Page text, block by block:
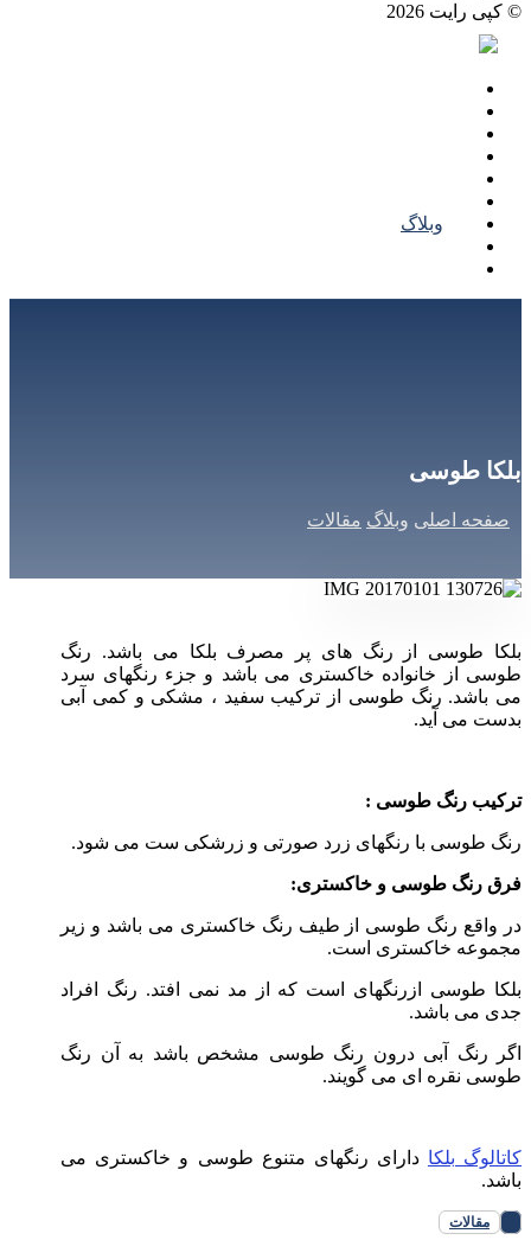
© کپی رایت 2026
وبلاگ
بلکا طوسی
صفحه اصلی وبلاگ مقالات
بلکا طوسی از رنگ های پر مصرف بلکا می باشد. رنگ
طوسی از خانواده خاکستری می باشد و جزء رنگهای سرد
می باشد. رنگ طوسی از ترکیب سفید ، مشکی و کمی آبی
بدست می آید.
ترکیب رنگ طوسی :
رنگ طوسی با رنگهای زرد صورتی و زرشکی ست می شود.
فرق رنگ طوسی و خاکستری:
در واقع رنگ طوسی از طیف رنگ خاکستری می باشد و زیر
مجموعه خاکستری است.
بلکا طوسی ازرنگهای است که از مد نمی افتد. رنگ افراد
جدی می باشد.
اگر رنگ آبی درون رنگ طوسی مشخص باشد به آن رنگ
طوسی نقره ای می گویند.
کاتالوگ بلکا دارای رنگهای متنوع طوسی و خاکستری می
باشد.
مقالات